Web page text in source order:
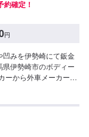
約確定！
円
みを伊勢崎にて鈑金
伊勢崎市のボディー
ーから外車メーカーま
でお直しいたしま
さい！鈑金塗装のプ
切な修理の方法をご